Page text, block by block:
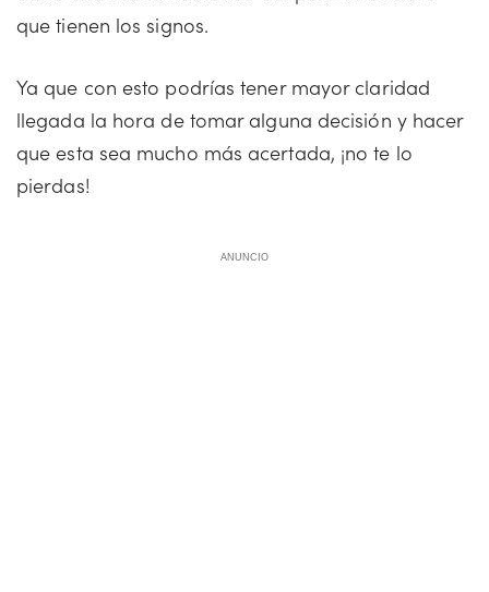
que tienen los signos.
Ya que con esto podrías tener mayor claridad
llegada la hora de tomar alguna decisión y hacer
que esta sea mucho más acertada, ¡no te lo
pierdas!
ANUNCIO